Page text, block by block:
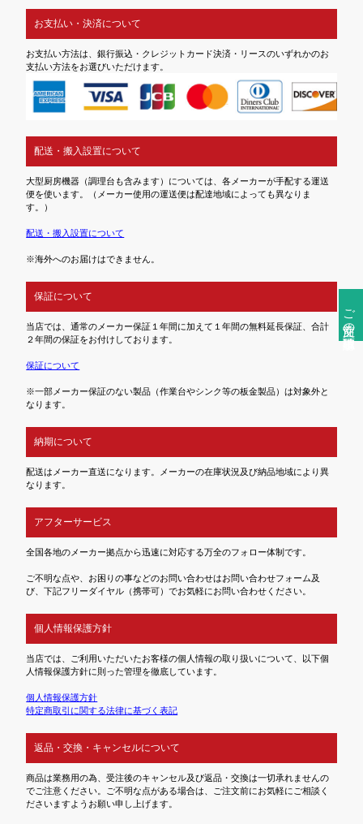
ご注文前の確認事項
お支払い・決済について
お支払い方法は、銀行振込・クレジットカード決済・リースのいずれかのお
支払い方法をお選びいただけます。
配送・搬入設置について
大型厨房機器（調理台も含みます）については、各メーカーが手配する運送
便を使います。（メーカー使用の運送便は配達地域によっても異なりま
す。）
配送・搬入設置について
※海外へのお届けはできません。
保証について
当店では、通常のメーカー保証１年間に加えて１年間の無料延長保証、合計
２年間の保証をお付けしております。
保証について
※一部メーカー保証のない製品（作業台やシンク等の板金製品）は対象外と
なります。
納期について
配送はメーカー直送になります。メーカーの在庫状況及び納品地域により異
なります。
アフターサービス
全国各地のメーカー拠点から迅速に対応する万全のフォロー体制です。
ご不明な点や、お困りの事などのお問い合わせはお問い合わせフォーム及
び、下記フリーダイヤル（携帯可）でお気軽にお問い合わせください。
個人情報保護方針
当店では、ご利用いただいたお客様の個人情報の取り扱いについて、以下個
人情報保護方針に則った管理を徹底しています。
個人情報保護方針
特定商取引に関する法律に基づく表記
返品・交換・キャンセルについて
商品は業務用の為、受注後のキャンセル及び返品・交換は一切承れませんの
でご注意ください。ご不明な点がある場合は、ご注文前にお気軽にご相談く
ださいますようお願い申し上げます。